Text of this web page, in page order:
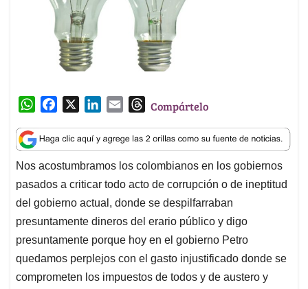
W
a
t
s
A
p
p
c
e
b
o
o
k
n
k
e
d
I
n
a
i
l
T
r
e
a
d
s
Compártelo
Nos acostumbramos los colombianos en los gobiernos
pasados a criticar todo acto de corrupción o de ineptitud
del gobierno actual, donde se despilfarraban
presuntamente dineros del erario público y digo
presuntamente porque hoy en el gobierno Petro
quedamos perplejos con el gasto injustificado donde se
comprometen los impuestos de todos y de austero y